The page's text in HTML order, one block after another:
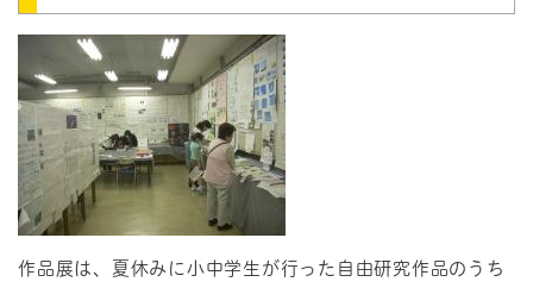
作品展は、夏休みに小中学生が行った自由研究作品のうち